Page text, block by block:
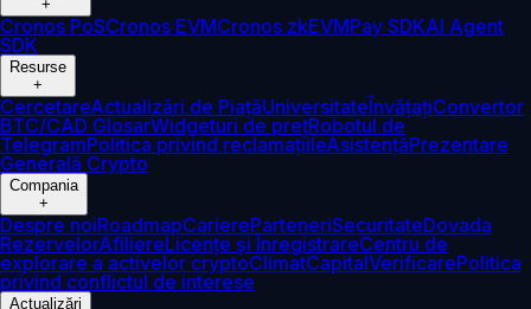
+
Cronos PoSCronos EVMCronos zkEVMPay SDKAI Agent
SDK
Resurse
+
CercetareActualizări de PiațăUniversitateÎnvățațiConvertor
BTC/CAD GlosarWidgeturi de prețRobotul de
TelegramPolitica privind reclamațiileAsistențăPrezentare
Generală Crypto
Compania
+
Despre noiRoadmapCariereParteneriSecuritateDovada
RezervelorAfiliereLicențe și ÎnregistrareCentru de
explorare a activelor cryptoClimatCapitalVerificarePolitica
privind conflictul de interese
Actualizări